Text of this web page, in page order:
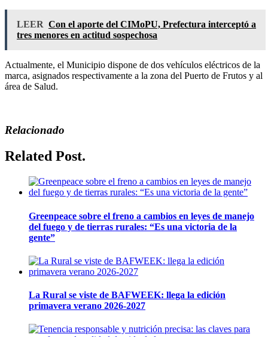
LEER Con el aporte del CIMoPU, Prefectura interceptó a
tres menores en actitud sospechosa
Actualmente, el Municipio dispone de dos vehículos eléctricos de la
marca, asignados respectivamente a la zona del Puerto de Frutos y al
área de Salud.
Relacionado
Related Post.
Greenpeace sobre el freno a cambios en leyes de manejo
del fuego y de tierras rurales: “Es una victoria de la
gente”
La Rural se viste de BAFWEEK: llega la edición
primavera verano 2026-2027